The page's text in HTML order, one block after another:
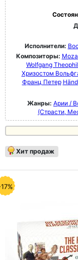
Исполнители:
Композиторы:
Wolfgang
Хризостом
Франц Петер
Жанры: Арии /
(Страсти,
Хит продаж